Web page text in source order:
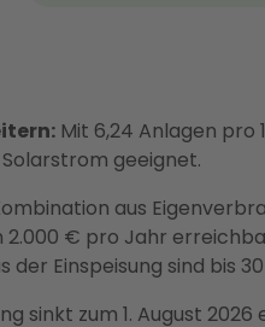
Mit 6,24 Anlagen pro
geeignet.
aus
€ pro Jahr
der Einspeisung sind
sinkt zum 1. August